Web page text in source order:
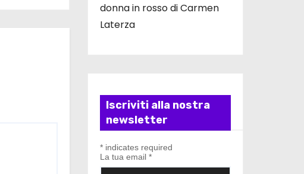
donna in rosso di Carmen
Laterza
Iscriviti alla nostra
newsletter
*indicates required
La tua email *